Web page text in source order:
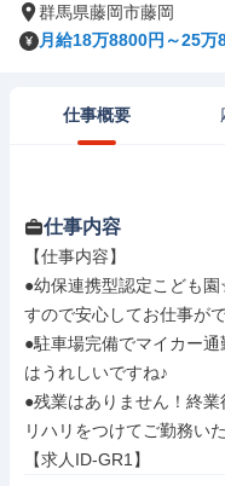
群馬県藤岡市藤岡
月給18万8800円～25万
仕事概要
仕事内容
【仕事内容】
●幼保連携型認定こども
すので安心してお仕事が
●駐車場完備でマイカー
はうれしいですね♪
●残業はありません！終
リハリをつけてご勤務い
【求人ID-GR1】